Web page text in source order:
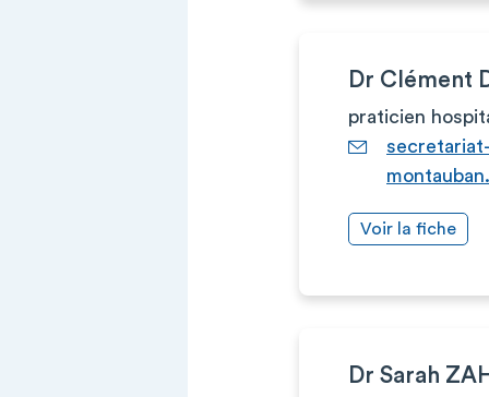
Dr Clément
praticien
Voir la fiche
Dr Sarah